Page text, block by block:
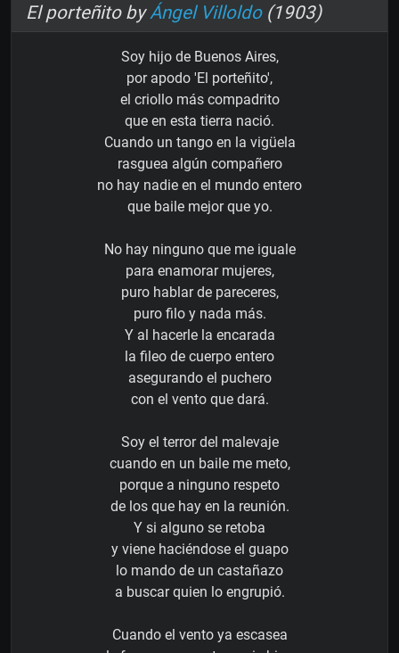
El porteñito byÁngel Villoldo(1903)
Soy hijo de Buenos Aires,
por apodo 'El porteñito',
el criollo más compadrito
que en esta tierra nació.
Cuando un tango en la vigüela
rasguea algún compañero
no hay nadie en el mundo entero
que baile mejor que yo.
No hay ninguno que me iguale
para enamorar mujeres,
puro hablar de pareceres,
puro filo y nada más.
Y al hacerle la encarada
la fileo de cuerpo entero
asegurando el puchero
con el vento que dará.
Soy el terror del malevaje
cuando en un baile me meto,
porque a ninguno respeto
de los que hay en la reunión.
Y si alguno se retoba
y viene haciéndose el guapo
lo mando de un castañazo
a buscar quien lo engrupió.
Cuando el vento ya escasea